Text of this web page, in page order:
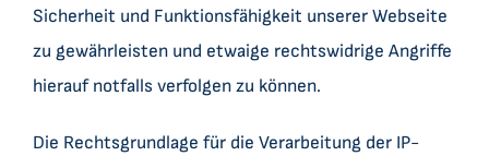
Sicherheit und Funktionsfähigkeit unserer Webseite
zu gewährleisten und etwaige rechtswidrige Angriffe
hierauf notfalls verfolgen zu können.
Die Rechtsgrundlage für die Verarbeitung der IP-